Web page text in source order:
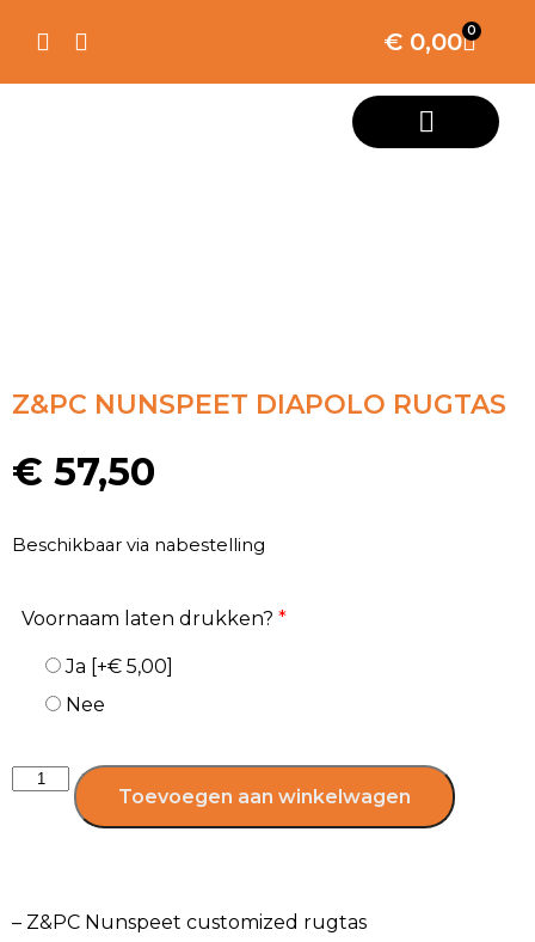
€ 0,00 0
Z&PC NUNSPEET DIAPOLO RUGTAS
€ 57,50
Beschikbaar via nabestelling
Voornaam laten drukken? *
Ja [+€ 5,00]
Nee
Toevoegen aan winkelwagen
– Z&PC Nunspeet customized rugtas